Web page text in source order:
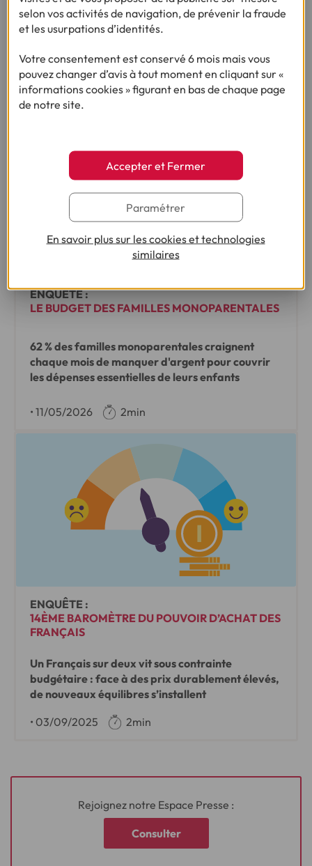
Plus d’1 parent sur 2 craint de manquer d’argent
pour couvrir les dépenses liées à la rentrée
scolaire.
•03/08/2026
ENQUÊTE :
LE BUDGET DES FAMILLES MONOPARENTALES
62 % des familles monoparentales craignent
chaque mois de manquer d'argent pour couvrir
les dépenses essentielles de leurs enfants
• 11/05/2026 2min
ENQUÊTE :
14ÈME BAROMÈTRE DU POUVOIR D’ACHAT DES
FRANÇAIS
Un Français sur deux vit sous contrainte
budgétaire : face à des prix durablement élevés,
de nouveaux équilibres s’installent
• 03/09/2025 2min
Rejoignez notre Espace Presse :
Consulter
selon vos activités de navigation, de prévenir la fraude
et les usurpations d’identités.
Votre consentement est conservé 6 mois mais vous
pouvez changer d’avis à tout moment en cliquant sur «
informations cookies » figurant en bas de chaque page
de notre site.
Accepter et Fermer
Paramétrer
En savoir plus sur les cookies et technologies
similaires